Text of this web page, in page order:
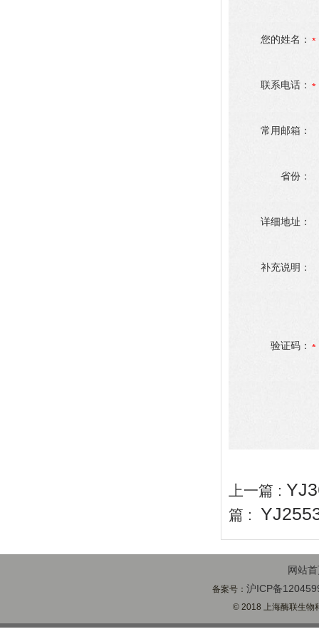
您的姓名：
联系电话：
常用邮箱：
省份：
详细地址：
补充说明：
验证码：
上一篇 :
篇 :
网站
备案号：沪ICP备
© 2018 上海酶联生物